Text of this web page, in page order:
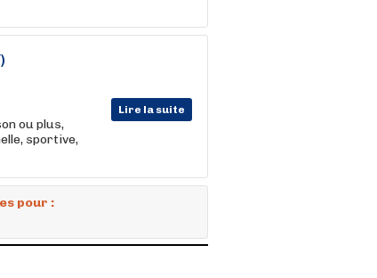
Lire la suite
ou plus,
sportive,
pour :